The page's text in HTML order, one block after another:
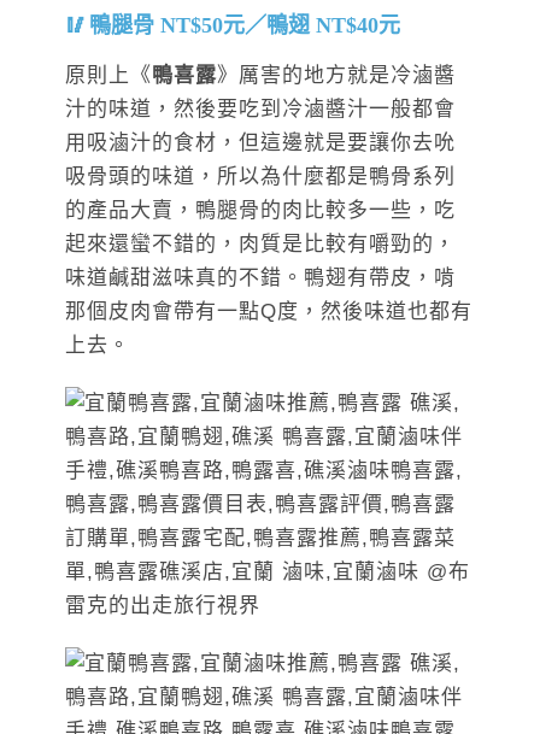
鴨腿骨 NT$50元／鴨翅 NT$40元
原則上《鴨喜露》厲害的地方就是冷滷醬
汁的味道，然後要吃到冷滷醬汁一般都會
用吸滷汁的食材，但這邊就是要讓你去吮
吸骨頭的味道，所以為什麼都是鴨骨系列
的產品大賣，鴨腿骨的肉比較多一些，吃
起來還蠻不錯的，肉質是比較有嚼勁的，
味道鹹甜滋味真的不錯。鴨翅有帶皮，啃
那個皮肉會帶有一點Q度，然後味道也都有
上去。